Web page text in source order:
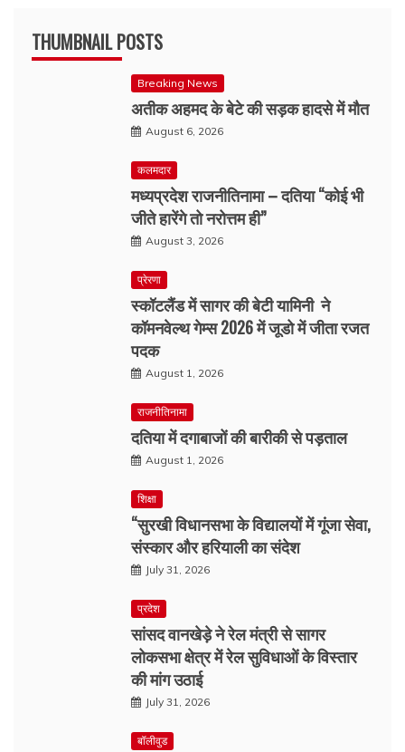
THUMBNAIL POSTS
Breaking News
अतीक अहमद के बेटे की सड़क हादसे में मौत
August 6, 2026
कलमदार
मध्यप्रदेश राजनीतिनामा – दतिया “कोई भी
जीते हारेंगे तो नरोत्तम ही”
August 3, 2026
प्रेरणा
स्कॉटलैंड में सागर की बेटी यामिनी ने
कॉमनवेल्थ गेम्स 2026 में जूडो में जीता रजत
पदक
August 1, 2026
राजनीतिनामा
दतिया में दगाबाजों की बारीकी से पड़ताल
August 1, 2026
शिक्षा
“सुरखी विधानसभा के विद्यालयों में गूंजा सेवा,
संस्कार और हरियाली का संदेश
July 31, 2026
प्रदेश
सांसद वानखेड़े ने रेल मंत्री से सागर
लोकसभा क्षेत्र में रेल सुविधाओं के विस्तार
की मांग उठाई
July 31, 2026
बॉलीवुड